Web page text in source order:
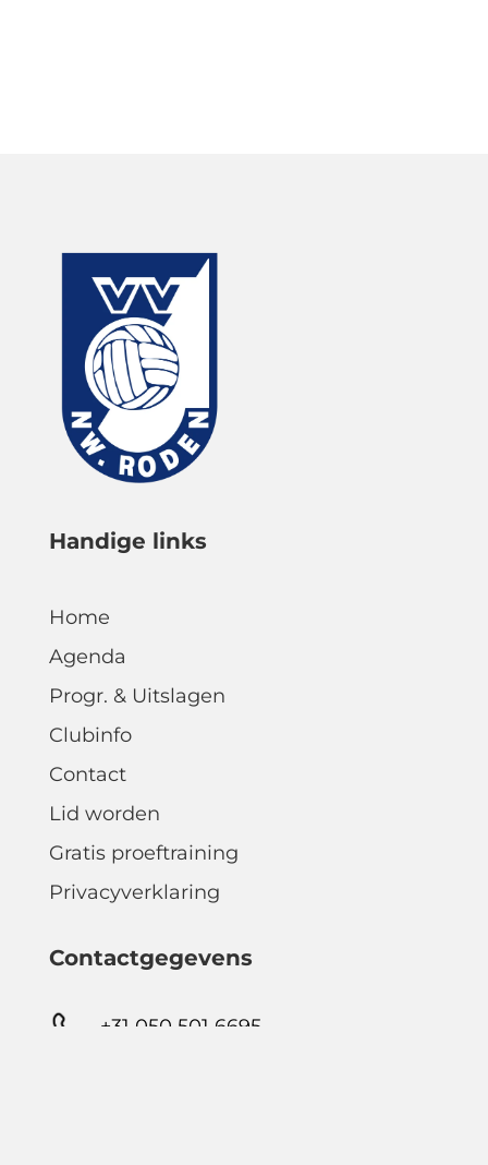
Handige links
Home
Agenda
Progr. & Uitslagen
Clubinfo
Contact
Lid worden
Gratis proeftraining
Privacyverklaring
Contactgegevens
+31 050 501 6695